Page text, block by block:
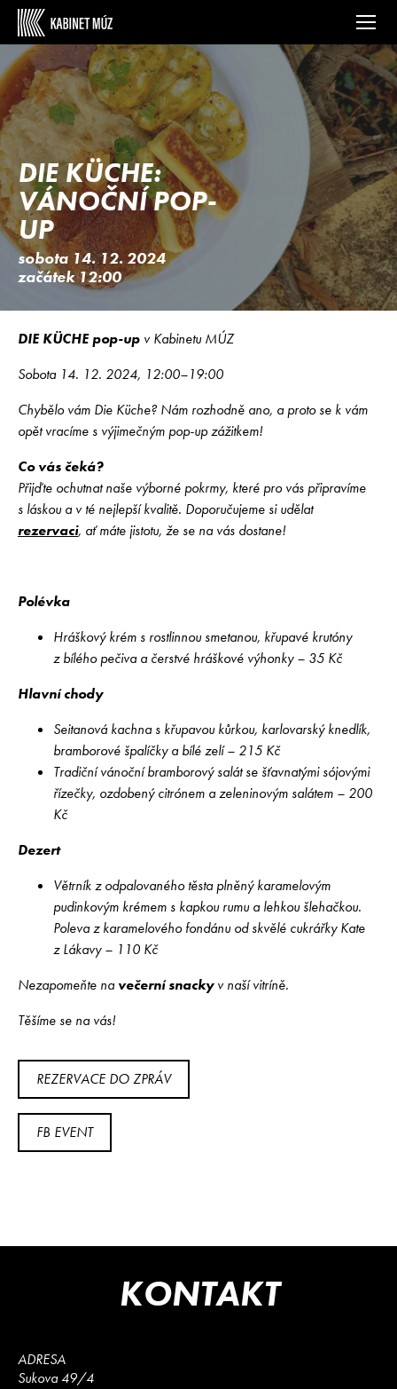
DIE KÜCHE:
VÁNOČNÍ POP-
UP
sobota 14. 12. 2024
začátek 12:00
DIE KÜCHE pop-up v Kabinetu MÚZ
Sobota 14. 12. 2024, 12:00–19:00
Chybělo vám Die Küche? Nám rozhodně ano, a proto se k vám
opět vracíme s výjimečným pop-up zážitkem!
Co vás čeká?
Přijďte ochutnat naše výborné pokrmy, které pro vás připravíme
s láskou a v té nejlepší kvalitě. Doporučujeme si udělat
rezervaci, ať máte jistotu, že se na vás dostane!
Polévka
Hráškový krém s rostlinnou smetanou, křupavé krutóny
z bílého pečiva a čerstvé hráškové výhonky – 35 Kč
Hlavní chody
Seitanová kachna s křupavou kůrkou, karlovarský knedlík,
bramborové špalíčky a bílé zelí – 215 Kč
Tradiční vánoční bramborový salát se šťavnatými sójovými
řízečky, ozdobený citrónem a zeleninovým salátem – 200
Kč
Dezert
Větrník z odpalovaného těsta plněný karamelovým
pudinkovým krémem s kapkou rumu a lehkou šlehačkou.
Poleva z karamelového fondánu od skvělé cukrářky Kate
z Lákavy – 110 Kč
Nezapomeňte navečerní snackyv naší vitríně.
Těšíme se na vás!
REZERVACE DO ZPRÁV
FB EVENT
KONTAKT
ADRESA
Sukova 49/4